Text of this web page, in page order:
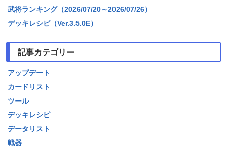
武将ランキング（2026/07/20～2026/07/26）
デッキレシピ（Ver.3.5.0E）
記事カテゴリー
アップデート
カードリスト
ツール
デッキレシピ
データリスト
戦器